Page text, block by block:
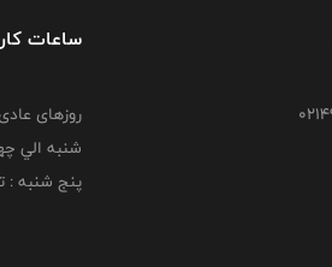
ساعات کار
روزهای
شنبه الي چهارشنبه :
پنج شنبه :